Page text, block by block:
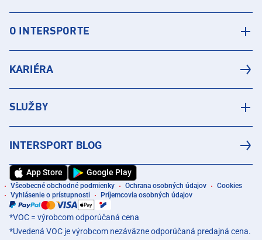
O INTERSPORTE
KARIÉRA
SLUŽBY
INTERSPORT BLOG
App Store Google Play
Všeobecné obchodné podmienky Ochrana osobných údajov
Cookies
Vyhlásenie o prístupnosti
Príjemcovia osobných údajov
*VOC = výrobcom odporúčaná cena
*Uvedená VOC je výrobcom nezáväzne odporúčaná predajná cena.